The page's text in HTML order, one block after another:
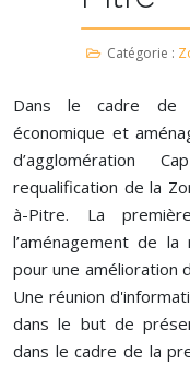
Catégorie :
Dans le cadre de
économique et
d’agglomération
requalification de la
à-Pitre. La
l’aménagement de
pour une amélioration
Une réunion
dans le but de
dans le cadre de la